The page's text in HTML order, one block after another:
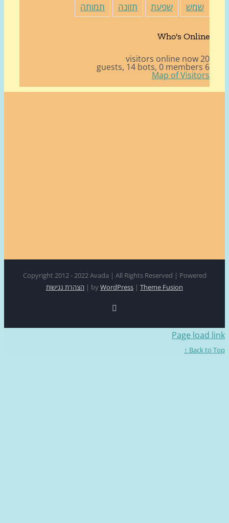
שפעת תזונה תמותה
Who's
14 bots, 0 members
Map of
Copyright 2012 - 2022 Avada | All Rights Reserved |
byWordPress|Theme Fusion
|הצהרת נגישות
Facebook
Page